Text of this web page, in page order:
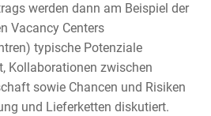
werden dann am Beispiel der
Vacancy Centers
typische Potenziale
Kollaborationen zwischen
sowie Chancen und Risiken
und Lieferketten diskutiert.